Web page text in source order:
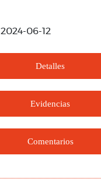
2024-06-12
Detalles
Evidencias
Comentarios